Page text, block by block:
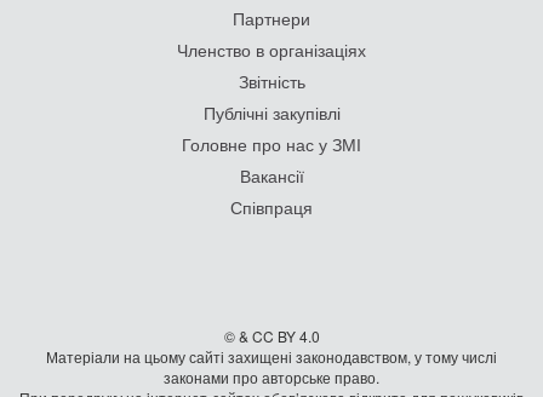
Партнери
Членство в організаціях
Звітність
Публічні закупівлі
Головне про нас у ЗМІ
Вакансії
Співпраця
© & CC BY 4.0
Матеріали на цьому сайті захищені законодавством, у тому числі
законами про авторське право.